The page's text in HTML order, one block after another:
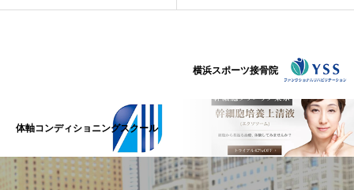
横浜スポーツ接骨院
体軸コンディショニングスクール